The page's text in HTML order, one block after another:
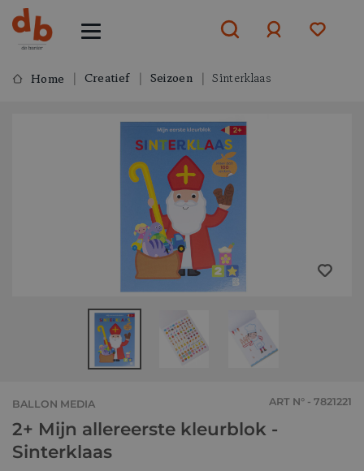
ofaanmelden
Home Creatief Seizoen Sinterklaas
BALLON MEDIA ART N° - 7821221
2+ Mijn allereerste kleurblok -
Sinterklaas